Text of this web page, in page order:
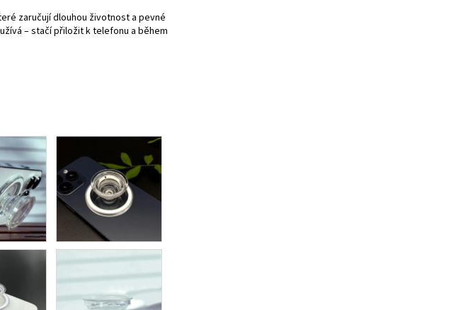
zaručují dlouhou životnost a pevné
– stačí přiložit k telefonu a během